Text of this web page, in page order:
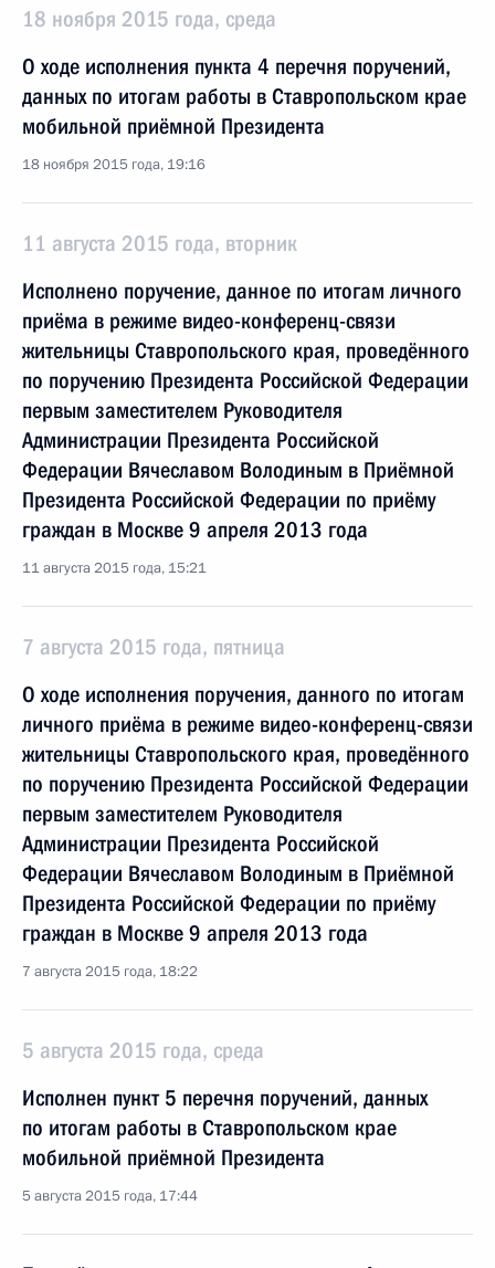
18 ноября 2015 года, среда
О ходе исполнения пункта 4 перечня поручений,
данных по итогам работы в Ставропольском крае
мобильной приёмной Президента
18 ноября 2015 года, 19:16
11 августа 2015 года, вторник
Исполнено поручение, данное по итогам личного
приёма в режиме видео-конференц-связи
жительницы Ставропольского края, проведённого
по поручению Президента Российской Федерации
первым заместителем Руководителя
Администрации Президента Российской
Федерации Вячеславом Володиным в Приёмной
Президента Российской Федерации по приёму
граждан в Москве 9 апреля 2013 года
11 августа 2015 года, 15:21
7 августа 2015 года, пятница
О ходе исполнения поручения, данного по итогам
личного приёма в режиме видео-конференц-связи
жительницы Ставропольского края, проведённого
по поручению Президента Российской Федерации
первым заместителем Руководителя
Администрации Президента Российской
Федерации Вячеславом Володиным в Приёмной
Президента Российской Федерации по приёму
граждан в Москве 9 апреля 2013 года
7 августа 2015 года, 18:22
5 августа 2015 года, среда
Исполнен пункт 5 перечня поручений, данных
по итогам работы в Ставропольском крае
мобильной приёмной Президента
5 августа 2015 года, 17:44